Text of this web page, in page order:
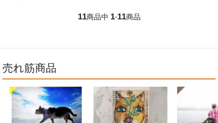
11商品中 1-11商品
売れ筋商品